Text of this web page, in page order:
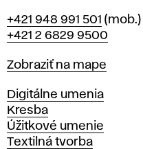
Telefón
+421 948 991 501 (mob.)
+421 2 6829 9500
Mapa
Zobraziť na mape
Katedry
Digitálne umenia
Kresba
Úžitkové umenie
Textilná tvorba